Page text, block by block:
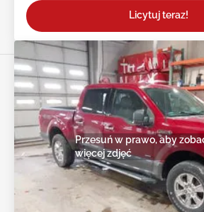
Licytuj teraz!
Przesuń w prawo, aby
więcej zdjęć